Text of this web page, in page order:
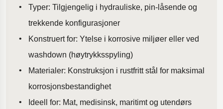
Typer: Tilgjengelig i hydrauliske, pin-låsende og
trekkende konfigurasjoner
Konstruert for: Ytelse i korrosive miljøer eller ved
washdown (høytrykksspyling)
Materialer: Konstruksjon i rustfritt stål for maksimal
korrosjonsbestandighet
Ideell for: Mat, medisinsk, maritimt og utendørs